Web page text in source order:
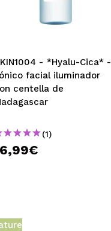
- *Hyalu-Cica* -
facial iluminador
centella de
(1)